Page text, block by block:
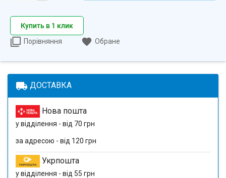
Купить в 1 клик
Порівняння
Обране
local_shipping ДОСТАВКА
Нова пошта
у відділення - від 70 грн
за адресою - від 120 грн
Укрпошта
у відділення - від 55 грн